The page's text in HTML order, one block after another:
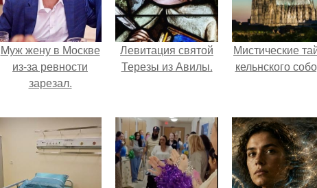
Mуж жену в Москве
из-за ревности
зарезал.
Левитация святой
Терезы из Авилы.
Мистические
кельнского